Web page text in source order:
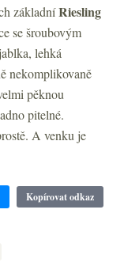
základníRiesling
se šroubovým
lehká
nekomplikovaně
pěknou
pitelné.
A venku je
Kopírovat odkaz